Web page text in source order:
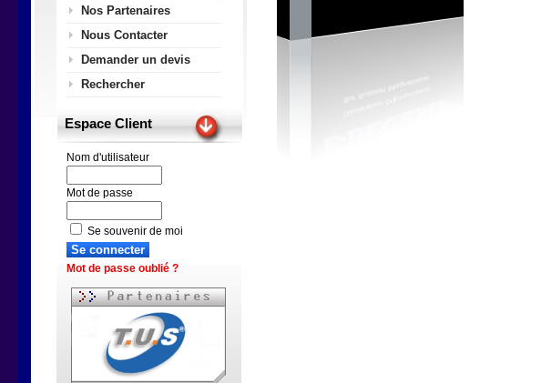
Nos Partenaires
Nous Contacter
Demander un devis
Rechercher
Espace Client
Nom d'utilisateur
Mot de passe
Se souvenir de moi
Mot de passe oublié ?